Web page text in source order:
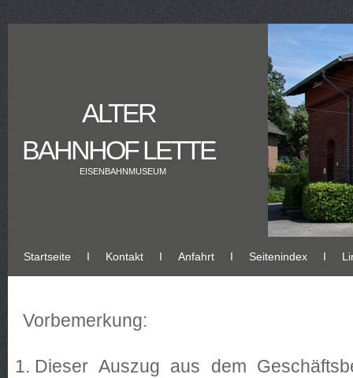
ALTER
BAHNHOF LETTE
EISENBAHNMUSEUM
Startseite Ι Kontakt Ι Anfahrt Ι Seitenindex Ι
Vorbemerkung:
Dieser Auszug aus dem